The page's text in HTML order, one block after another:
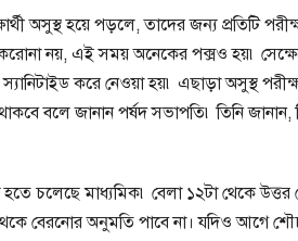
অসুস্থ হয়ে পড়লে, তাদের জন্য প্রতিটি
নয়, এই সময় অনেকের পক্সও হয়৷
করে নেওয়া হয়৷ এছাড়া অসুস্থ
বলে জানান পর্ষদ সভাপতি৷ তিনি জানান,
চলেছে মাধ্যমিক৷ বেলা ১২টা থেকে উত্তর
বেরনোর অনুমতি পাবে না। যদিও আগে